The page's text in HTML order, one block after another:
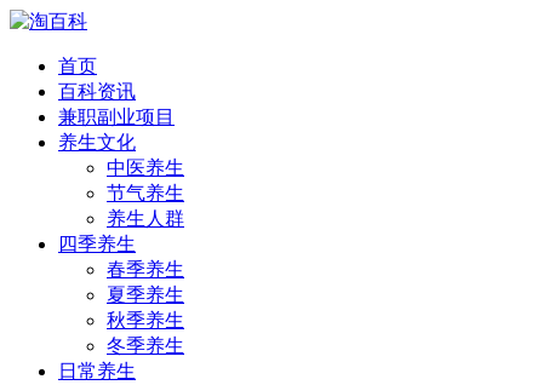
首页
百科资讯
兼职副业项目
养生文化
中医养生
节气养生
养生人群
四季养生
春季养生
夏季养生
秋季养生
冬季养生
日常养生